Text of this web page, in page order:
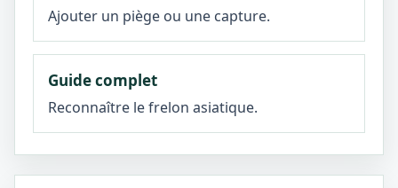
Ajouter un piège ou une capture.
Guide complet
Reconnaître le frelon asiatique.